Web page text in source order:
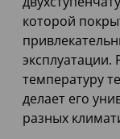
которой
температуру
делает его
разных